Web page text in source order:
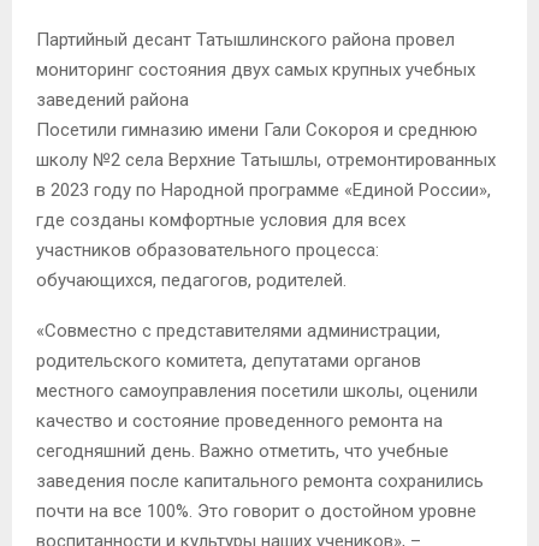
Партийный десант Татышлинского района провел
мониторинг состояния двух самых крупных учебных
заведений района
Посетили гимназию имени Гали Сокороя и среднюю
школу №2 села Верхние Татышлы, отремонтированных
в 2023 году по Народной программе «Единой России»,
где созданы комфортные условия для всех
участников образовательного процесса:
обучающихся, педагогов, родителей.
«Совместно с представителями администрации,
родительского комитета, депутатами органов
местного самоуправления посетили школы, оценили
качество и состояние проведенного ремонта на
сегодняшний день. Важно отметить, что учебные
заведения после капитального ремонта сохранились
почти на все 100%. Это говорит о достойном уровне
воспитанности и культуры наших учеников», –